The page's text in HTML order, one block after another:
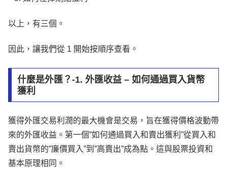
以上，有三個。
因此，讓我們從 1 開始按順序查看。
什麼是外匯？-1. 外匯收益 – 如何通過買入貨幣
獲利
獲得外匯交易利潤的最大機會是交易，旨在獲得價格波動帶
來的外匯收益。第一個”如何通過買入和賣出獲利”從買入和
賣出貨幣的”廉價買入”到”高賣出”成為點。這與股票投資和
基本原理相同。